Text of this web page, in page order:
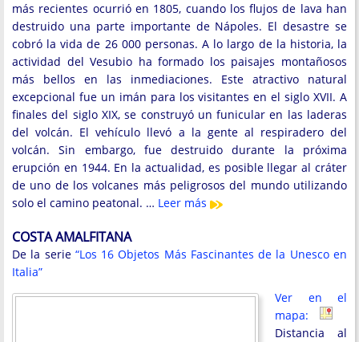
más recientes ocurrió en 1805, cuando los flujos de lava han
destruido una parte importante de Nápoles. El desastre se
cobró la vida de 26 000 personas. A lo largo de la historia, la
actividad del Vesubio ha formado los paisajes montañosos
más bellos en las inmediaciones. Este atractivo natural
excepcional fue un imán para los visitantes en el siglo XVII. A
finales del siglo XIX, se construyó un funicular en las laderas
del volcán. El vehículo llevó a la gente al respiradero del
volcán. Sin embargo, fue destruido durante la próxima
erupción en 1944. En la actualidad, es posible llegar al cráter
de uno de los volcanes más peligrosos del mundo utilizando
solo el camino peatonal. … Leer más
COSTA AMALFITANA
De la serie “Los 16 Objetos Más Fascinantes de la Unesco en
Italia”
Ver en el
mapa:
Distancia al